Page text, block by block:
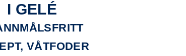
I GELÉ
VÅTFODER